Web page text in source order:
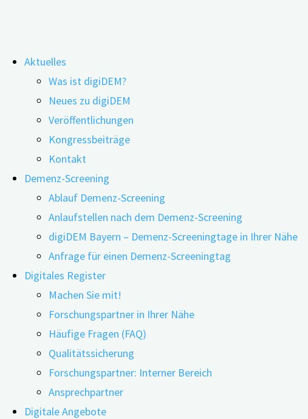
Inhalt
springen
Aktuelles
Was ist digiDEM?
Neues zu digiDEM
Veröffentlichungen
Kongressbeiträge
Kontakt
Demenz-Screening
Ablauf Demenz-Screening
Anlaufstellen nach dem Demenz-Screening
digiDEM Bayern – Demenz-Screeningtage in Ihrer Nähe
Anfrage für einen Demenz-Screeningtag
Digitales Register
Machen Sie mit!
Forschungspartner in Ihrer Nähe
Häufige Fragen (FAQ)
Qualitätssicherung
Forschungspartner: Interner Bereich
Ansprechpartner
Digitale Angebote
Schlagwort:Telemedizin
Vorteile der Telemedizin bei Demenz
13.10.202013.10.2020
Per Mausklick in die Sprechstunde: Nicht erst seit Corona ist